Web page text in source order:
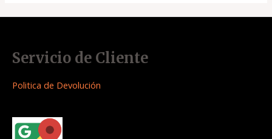
Servicio de Cliente
Politica de Devolución